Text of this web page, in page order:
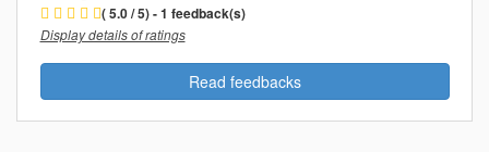
( 5.0 / 5) - 1 feedback(s)
Display details of ratings
Read feedbacks